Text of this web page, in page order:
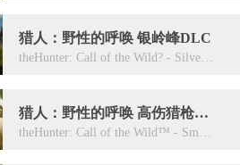
猎人：野性的呼唤 银岭峰DLC
theHunter: Call of the Wild? - Silver Ridge Peaks
猎人：野性的呼唤 高伤猎枪武器包DLC
theHunter: Call of the Wild™ - Smoking Barrels Weapon Pack